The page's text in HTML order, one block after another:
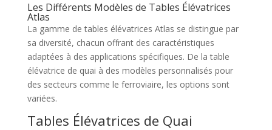
Les Différents Modèles de Tables Élévatrices
Atlas
La gamme de tables élévatrices Atlas se distingue par
sa diversité, chacun offrant des caractéristiques
adaptées à des applications spécifiques. De la table
élévatrice de quai à des modèles personnalisés pour
des secteurs comme le ferroviaire, les options sont
variées.
Tables Élévatrices de Quai